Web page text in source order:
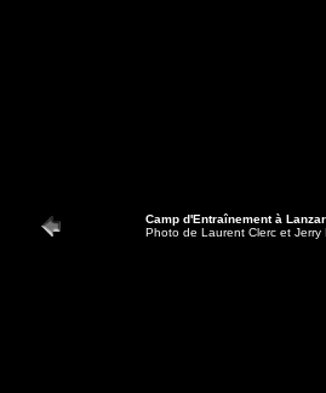
Camp d'Entraînement à
Photo de Laurent Clerc et Jerry